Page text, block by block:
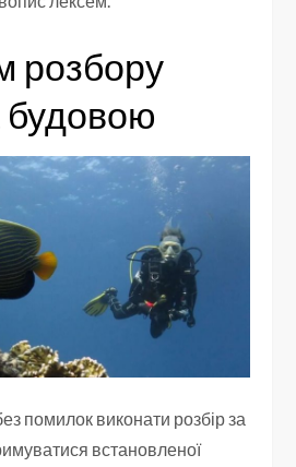
розбору
будовою
помилок виконати розбір за
встановленої